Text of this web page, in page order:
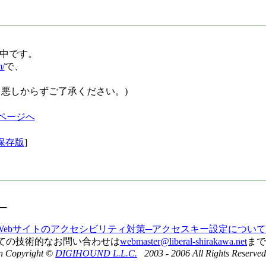
です。
で、
しからずご了承ください。)
存版]
サイトのアクセシビリティ対策─アクセスキー設定について
の技術的なお問い合わせはwebmaster@liberal-shirakawa.netまで
Copyright © DIGIHOUND L.L.C. 2003 - 2006 All Rights Reserved